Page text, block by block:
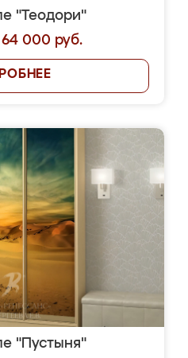
"Теодори"
000 руб.
"Пустыня"